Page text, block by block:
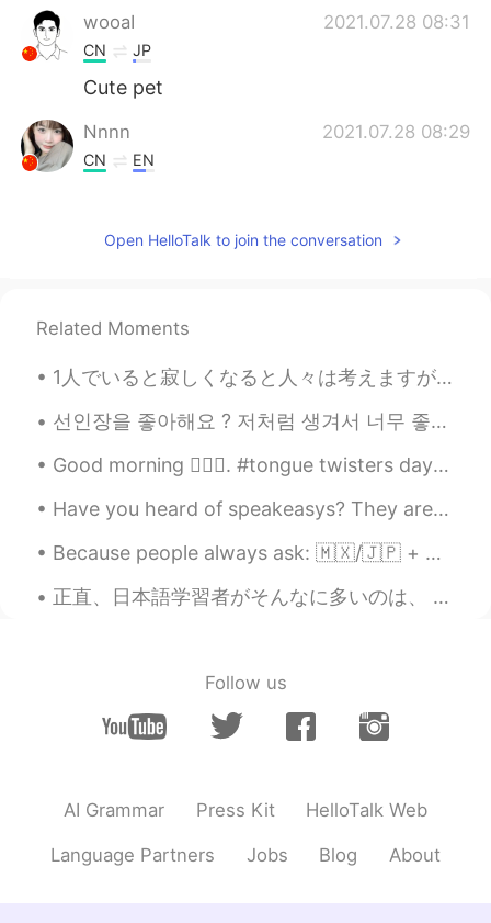
wooaI 2021.07.28 08:31
CN JP
Cute pet
Nnnn 2021.07.28 08:29
CN EN
dhara 2021.07.28 08:28
Open HelloTalk to join the conversation
Related Moments
1人でいると寂しくなると人々は考えますが、私はそうは思いません。 間違った人達に囲まれていることは世界で1番孤独なことです。あなたのそばに適切な人がいると、あなたはより前向きになります。 あなた...
선인장을 좋아해요 ? 저처럼 생겨서 너무 좋은 것 같아요. 따끔따끔하지만, 그 안에 생기가 있어요 🌵🌵🌵 サボテンは好きですか？ 私に似ているので気に入っていると思います。 ちく...
Good morning 🙋🏾‍♀️. #tongue twisters day 2 I wish to wish the wish you wish to wish, but if y...
Have you heard of speakeasys? They are secret bars that were created during the American prohibit...
Because people always ask: 🇲🇽/🇯🇵 + 🇩🇪(🇺🇸) = my ethnicity/race. “You look like....” Thanks, but...
正直、日本語学習者がそんなに多いのは、 日本人がそれほど優しいからだと思います。 大したことに対しても、 日本人は凄いことにしてくれて、いっぱい褒めてくれます。 たとえ1つの単語だけでも、学習...
Follow us
AI Grammar Press Kit HelloTalk Web
Language Partners Jobs Blog About